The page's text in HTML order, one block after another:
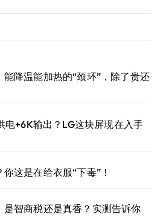
降温能加热的“颈环”，除了贵还
电+6K输出？LG这块屏现在入手
这是在给衣服“下毒”！
是智商税还是真香？实测告诉你